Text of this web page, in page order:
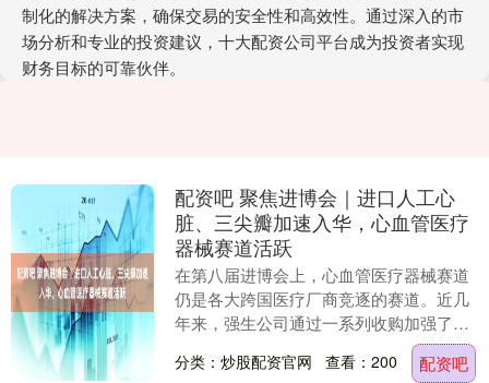
制化的解决方案，确保交易的安全性和高效性。通过深入的市
场分析和专业的投资建议，十大配资公司平台成为投资者实现
财务目标的可靠伙伴。
配资吧 聚焦进博会｜进口人工心
脏、三尖瓣加速入华，心血管医疗
器械赛道活跃
在第八届进博会上，心血管医疗器械赛道
仍是各大跨国医疗厂商竞逐的赛道。近几
年来，强生公司通过一系列收购加强了心
血管领域的布局配资吧，这也让心血管领
域的巨头之争加剧....
分类：炒股配资官网 查看：200 配资吧